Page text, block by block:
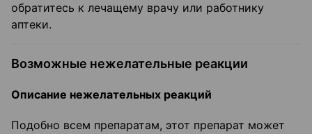
обратитесь к лечащему врачу или работнику
аптеки.
Возможные нежелательные реакции
Описание нежелательных реакций
Подобно всем препаратам, этот препарат может